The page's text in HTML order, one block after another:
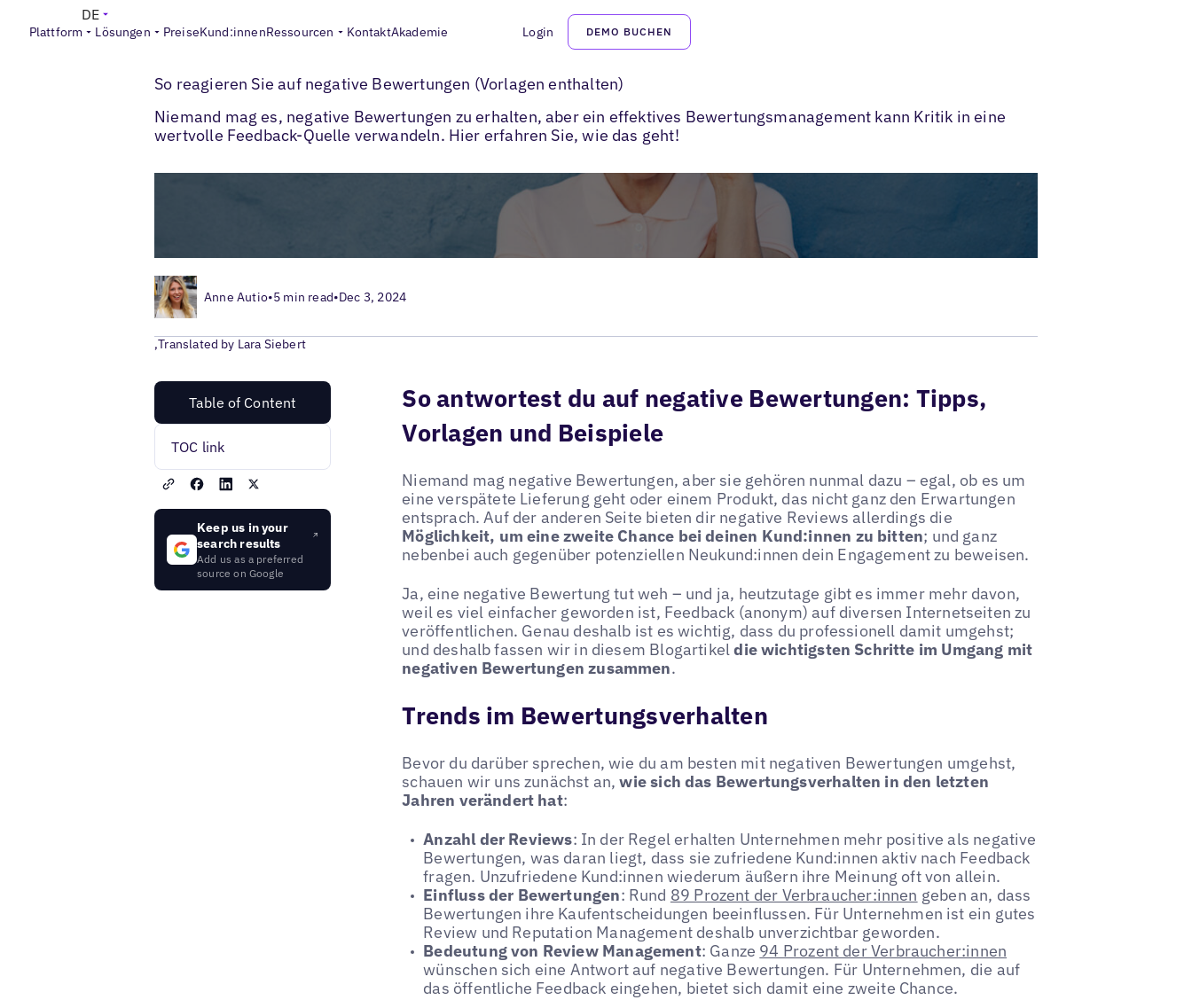
Plattform Lösungen PreiseKund:innenRessourcen KontaktAkademie Login DEMO BUCHEN
DE
Blogs> Management von Kundenbewertungen> Responding to Negative Reviews
So reagieren Sie auf negative Bewertungen (Vorlagen enthalten)
Niemand mag es, negative Bewertungen zu erhalten, aber ein effektives Bewertungsmanagement kann Kritik in eine
wertvolle Feedback-Quelle verwandeln. Hier erfahren Sie, wie das geht!
Anne Autio•5 min read•Dec 3, 2024
,Translated by Lara Siebert
Table of Content
TOC link
Keep us in your
search results
Add us as a preferred
source on Google
So antwortest du auf negative Bewertungen: Tipps,
Vorlagen und Beispiele
Niemand mag negative Bewertungen, aber sie gehören nunmal dazu – egal, ob es um
eine verspätete Lieferung geht oder einem Produkt, das nicht ganz den Erwartungen
entsprach. Auf der anderen Seite bieten dir negative Reviews allerdings die
Möglichkeit, um eine zweite Chance bei deinen Kund:innen zu bitten; und ganz
nebenbei auch gegenüber potenziellen Neukund:innen dein Engagement zu beweisen.
Ja, eine negative Bewertung tut weh – und ja, heutzutage gibt es immer mehr davon,
weil es viel einfacher geworden ist, Feedback (anonym) auf diversen Internetseiten zu
veröffentlichen. Genau deshalb ist es wichtig, dass du professionell damit umgehst;
und deshalb fassen wir in diesem Blogartikeldie wichtigsten Schritte im Umgang mit
negativen Bewertungen zusammen.
Trends im Bewertungsverhalten
Bevor du darüber sprechen, wie du am besten mit negativen Bewertungen umgehst,
schauen wir uns zunächst an,wie sich das Bewertungsverhalten in den letzten
Jahren verändert hat:
Anzahl der Reviews: In der Regel erhalten Unternehmen mehr positive als negative
Bewertungen, was daran liegt, dass sie zufriedene Kund:innen aktiv nach Feedback
fragen. Unzufriedene Kund:innen wiederum äußern ihre Meinung oft von allein.
Einfluss der Bewertungen: Rund 89 Prozent der Verbraucher:innen geben an, dass
Bewertungen ihre Kaufentscheidungen beeinflussen. Für Unternehmen ist ein gutes
Review und Reputation Management deshalb unverzichtbar geworden.
Bedeutung von Review Management: Ganze 94 Prozent der Verbraucher:innen
wünschen sich eine Antwort auf negative Bewertungen. Für Unternehmen, die auf
das öffentliche Feedback eingehen, bietet sich damit eine zweite Chance.